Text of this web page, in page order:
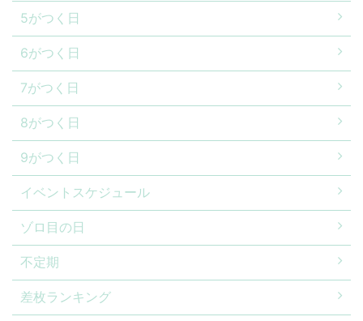
5がつく日
6がつく日
7がつく日
8がつく日
9がつく日
イベントスケジュール
ゾロ目の日
不定期
差枚ランキング